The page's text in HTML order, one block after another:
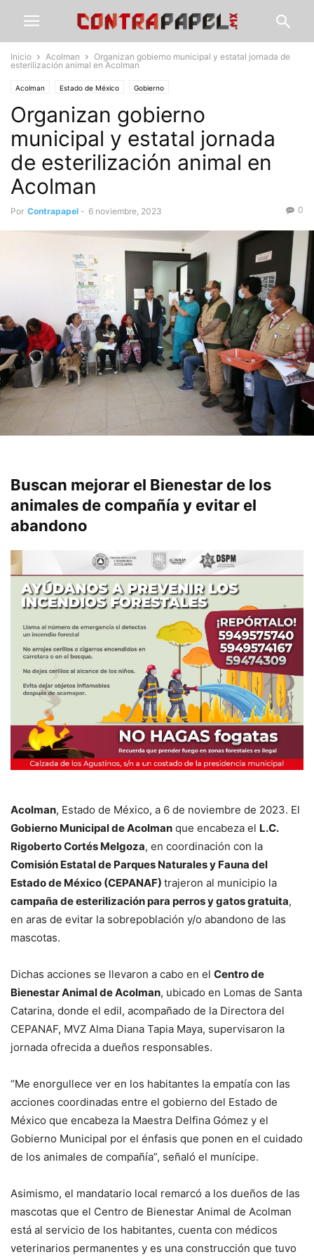
Inicio Acolman
Organizan gobierno municipal y estatal jornada de
esterilización animal en Acolman
Acolman Estado de México Gobierno
Organizan gobierno
municipal y estatal jornada
de esterilización animal en
Acolman
Por Contrapapel - 6 noviembre, 2023 0
Buscan mejorar el Bienestar de los
animales de compañía y evitar el
abandono
Acolman, Estado de México, a 6 de noviembre de 2023. El
Gobierno Municipal de Acolman que encabeza el L.C.
Rigoberto Cortés Melgoza, en coordinación con la
Comisión Estatal de Parques Naturales y Fauna del
Estado de México (CEPANAF) trajeron al municipio la
campaña de esterilización para perros y gatos gratuita,
en aras de evitar la sobrepoblación y/o abandono de las
mascotas.
Dichas acciones se llevaron a cabo en el Centro de
Bienestar Animal de Acolman, ubicado en Lomas de Santa
Catarina, donde el edil, acompañado de la Directora del
CEPANAF, MVZ Alma Diana Tapia Maya, supervisaron la
jornada ofrecida a dueños responsables.
“Me enorgullece ver en los habitantes la empatía con las
acciones coordinadas entre el gobierno del Estado de
México que encabeza la Maestra Delfina Gómez y el
Gobierno Municipal por el énfasis que ponen en el cuidado
de los animales de compañía”, señaló el munícipe.
Asimismo, el mandatario local remarcó a los dueños de las
mascotas que el Centro de Bienestar Animal de Acolman
está al servicio de los habitantes, cuenta con médicos
veterinarios permanentes y es una construcción que tuvo